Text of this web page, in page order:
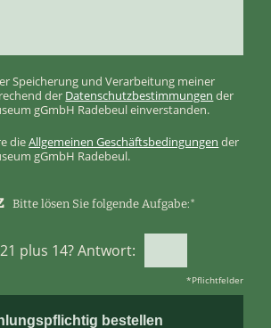
Speicherung und Verarbeitung meiner
der Datenschutzbestimmungen der
gGmbH Radebeul einverstanden.
dieAllgemeinen Geschäftsbedingungen der
gGmbH Radebeul.
Bitte lösen Sie folgende Aufgabe:*
plus 14? Antwort:
*Pflichtfelder